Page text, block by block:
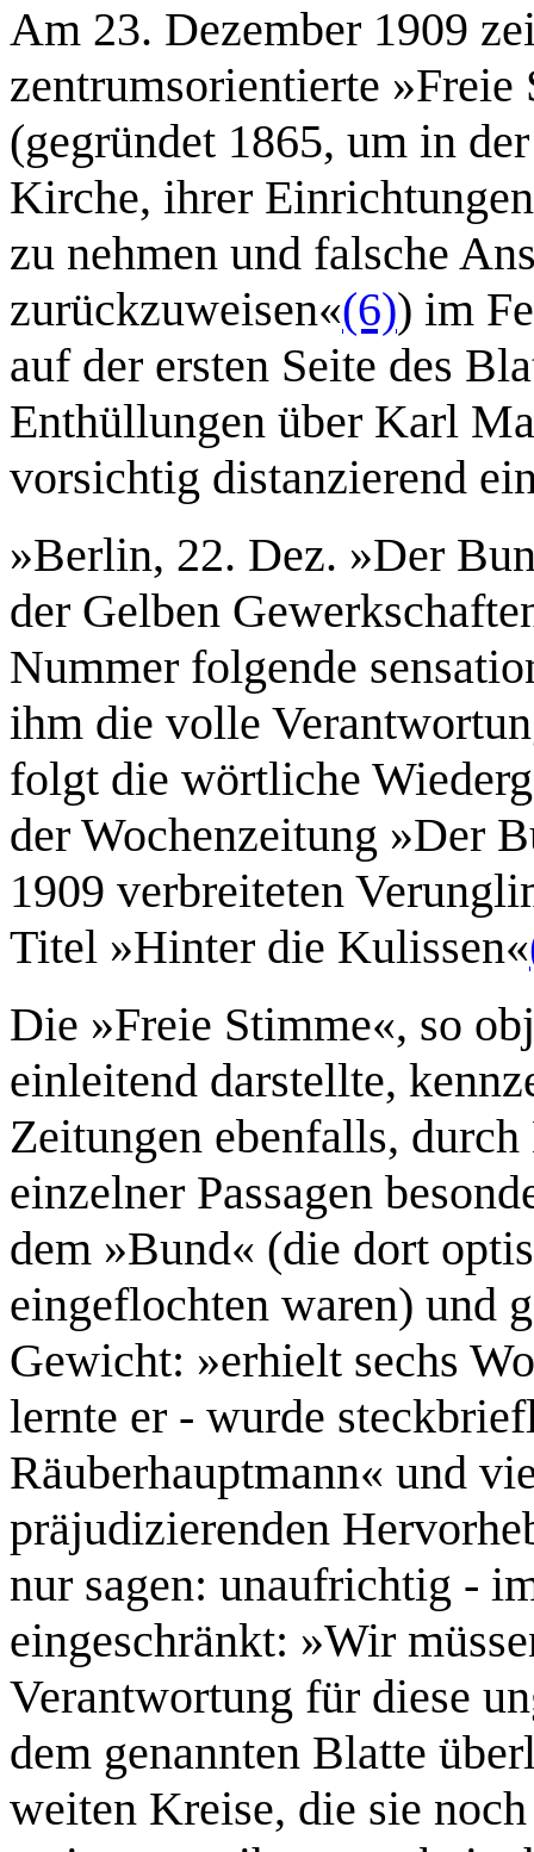
Am 23. Dezember 1909
zentrumsorientierte
(gegründet 1865, um in
Kirche, ihrer
zu nehmen und falsche
zurückzuweisen«(6)) im
auf der ersten Seite des
Enthüllungen über Karl
vorsichtig distanzierend
»Berlin, 22. Dez. »Der
der Gelben
Nummer folgende
ihm die volle
folgt die wörtliche
der Wochenzeitung »Der
1909 verbreiteten
Titel »Hinter die Kulissen«
Die »Freie Stimme«, so
einleitend darstellte,
Zeitungen ebenfalls,
einzelner Passagen
dem »Bund« (die dort
eingeflochten waren) und
Gewicht: »erhielt sechs
lernte er - wurde
Räuberhauptmann« und
präjudizierenden
nur sagen: unaufrichtig -
eingeschränkt: »Wir
Verantwortung für diese
dem genannten Blatte
weiten Kreise, die sie